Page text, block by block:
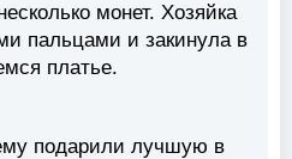
монет. Хозяйка
пальцами и закинула в
платье.
подарили лучшую в